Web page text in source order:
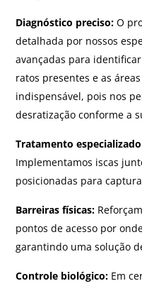
Diagnóstico preciso: O
detalhada por nossos
avançadas para
ratos presentes e as
indispensável, pois nos
desratização conforme a
Tratamento
Implementamos iscas
posicionadas para
Barreiras físicas:
pontos de acesso por
garantindo uma solução
Controle biológico: Em